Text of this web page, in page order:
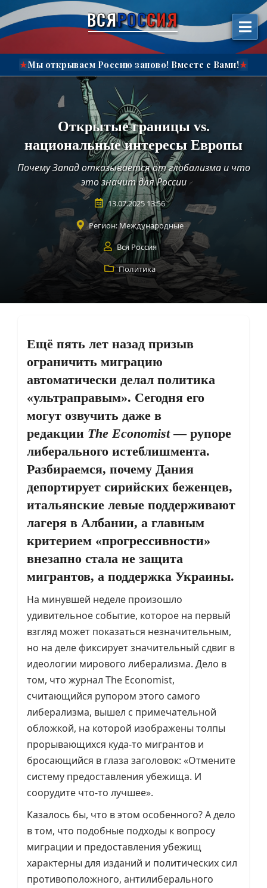
المحتوى"
ВСЯРОССИЯ
★Мы открываем Россию заново! Вместе с Вами!★
Открытые границы vs.
национальные интересы Европы
Почему Запад отказывается от глобализма и что
это значит для России
13.07.2025 13:56
Регион:Международные
Вся Россия
Политика
Ещё пять лет назад призыв
ограничить миграцию
автоматически делал политика
«ультраправым». Сегодня его
могут озвучить даже в
редакции The Economist— рупоре
либерального истеблишмента.
Разбираемся, почему Дания
депортирует сирийских беженцев,
итальянские левые поддерживают
лагеря в Албании, а главным
критерием «прогрессивности»
внезапно стала не защита
мигрантов, а поддержка Украины.
На минувшей неделе произошло
удивительное событие, которое на первый
взгляд может показаться незначительным,
но на деле фиксирует значительный сдвиг в
идеологии мирового либерализма. Дело в
том, что журнал The Economist,
считающийся рупором этого самого
либерализма, вышел с примечательной
обложкой, на которой изображены толпы
прорывающихся куда-то мигрантов и
бросающийся в глаза заголовок: «Отмените
систему предоставления убежища. И
соорудите что-то лучшее».
Казалось бы, что в этом особенного? А дело
в том, что подобные подходы к вопросу
миграции и предоставления убежищ
характерны для изданий и политических сил
противоположного, антилиберального